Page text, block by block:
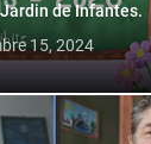
de Infantes.
15, 2024